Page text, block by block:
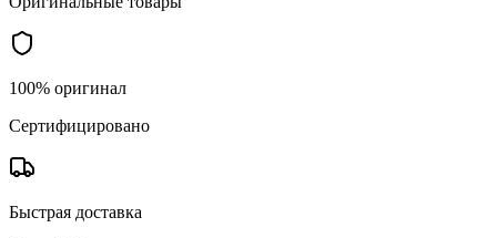
100% оригинал
Сертифицировано
Быстрая доставка